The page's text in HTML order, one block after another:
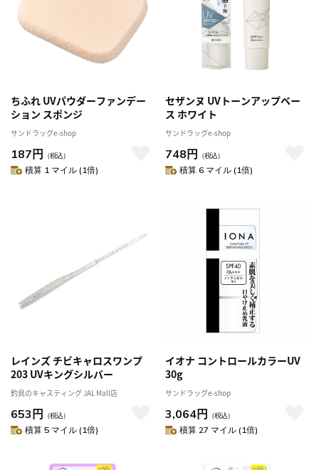
ちふれ UVパウダーファンデー
ション スポンジ
サンドラッグe-shop
187円 （税込）
積算 1 マイル (1倍)
セザンヌ UVトーンアップベー
ス ホワイト
サンドラッグe-shop
748円 （税込）
積算 6 マイル (1倍)
レインズ チビキャロスワンプ
203 UVキングシルバー
釣具のキャスティング JAL Mall店
653円 （税込）
積算 5 マイル (1倍)
イオナ コントロールカラーUV
30g
サンドラッグe-shop
3,064円 （税込）
積算 27 マイル (1倍)